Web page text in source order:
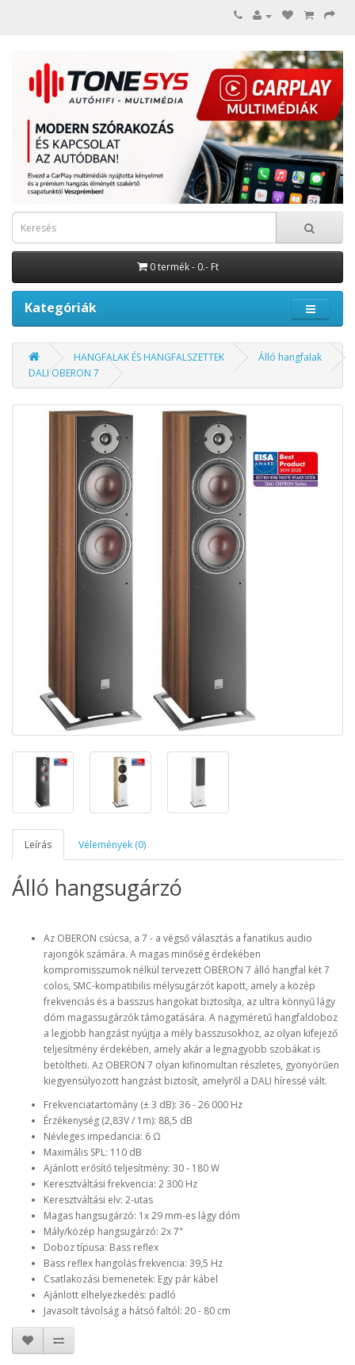
0 termék - 0.- Ft
Kategóriák
HANGFALAK ÉS HANGFALSZETTEK
Álló hangfalak
DALI OBERON 7
Leírás Vélemények (0)
Álló hangsugárzó
Az OBERON csúcsa, a 7 - a végső választás a fanatikus audio
rajongók számára. A magas minőség érdekében
kompromisszumok nélkül tervezett OBERON 7 álló hangfal két 7
colos, SMC-kompatibilis mélysugárzót kapott, amely a közép
frekvenciás és a basszus hangokat biztosítja, az ultra könnyű lágy
dóm magassugárzók támogatására. A nagyméretű hangfaldoboz
a legjobb hangzást nyújtja a mély basszusokhoz, az olyan kifejező
teljesítmény érdekében, amely akár a legnagyobb szobákat is
betöltheti. Az OBERON 7 olyan kifinomultan részletes, gyönyörűen
kiegyensúlyozott hangzást biztosít, amelyről a DALI híressé vált.
Frekvenciatartomány (± 3 dB): 36 - 26 000 Hz
Érzékenység (2,83V / 1m): 88,5 dB
Névleges impedancia: 6 Ω
Maximális SPL: 110 dB
Ajánlott erősítő teljesítmény: 30 - 180 W
Keresztváltási frekvencia: 2 300 Hz
Keresztváltási elv: 2-utas
Magas hangsugárzó: 1x 29 mm-es lágy dóm
Mály/közép hangsugárzó: 2x 7"
Doboz típusa: Bass reflex
Bass reflex hangolás frekvencia: 39,5 Hz
Csatlakozási bemenetek: Egy pár kábel
Ajánlott elhelyezkedés: padló
Javasolt távolság a hátsó faltól: 20 - 80 cm